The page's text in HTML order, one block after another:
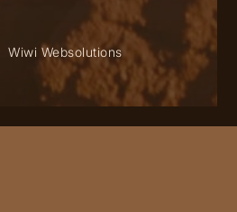
Wiwi Websolutions